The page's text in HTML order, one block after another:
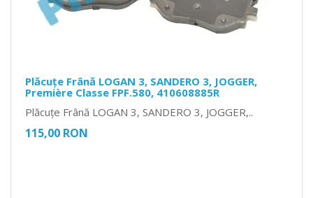
Plăcuțe Frână LOGAN 3, SANDERO 3, JOGGER,
Première Classe FPF.580, 410608885R
Plăcuțe Frână LOGAN 3, SANDERO 3, JOGGER,..
115,00 RON